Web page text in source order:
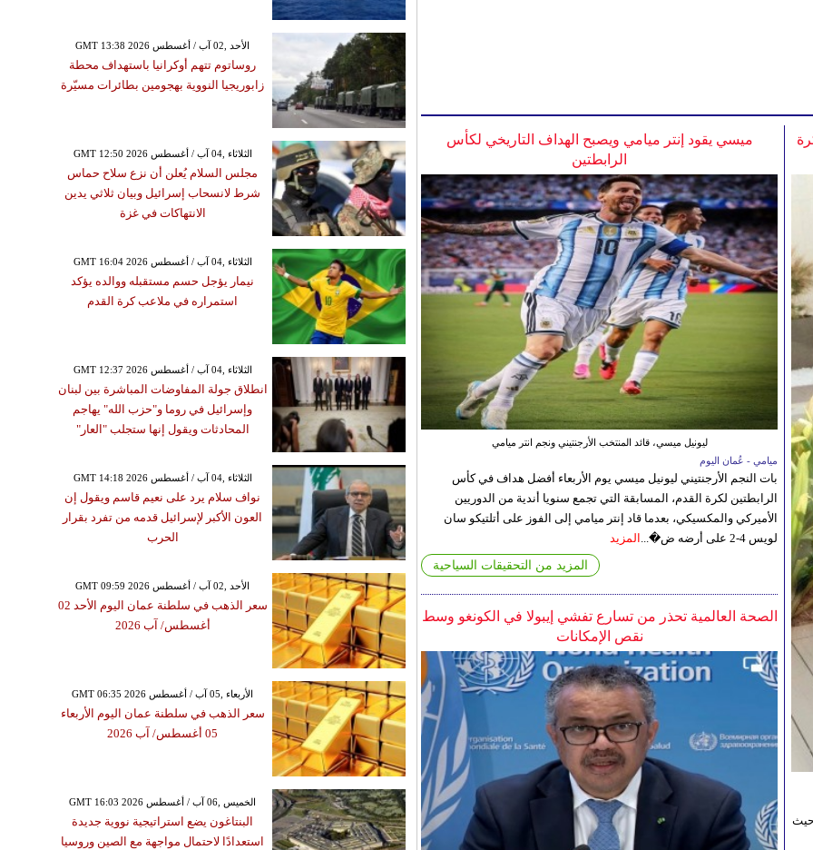
ميسي يقود إنتر ميامي ويصبح الهداف التاريخي لكأس
الرابطتين
ليونيل ميسي، قائد المنتخب الأرجنتيني ونجم انتر ميامي
ميامي - عُمان اليوم
بات النجم الأرجنتيني ليونيل ميسي يوم الأربعاء أفضل هداف في كأس
الرابطتين لكرة القدم، المسابقة التي تجمع سنويا أندية من الدوريين
الأميركي والمكسيكي، بعدما قاد إنتر ميامي إلى الفوز على أتلتيكو سان
لويس 4-2 على أرضه ض�...
المزيد
المزيد من التحقيقات السياحية
الصحة العالمية تحذر من تسارع تفشي إيبولا في الكونغو وسط
نقص الإمكانات
حيث
GMT 13:38 2026 الأحد ,02 آب / أغسطس
روساتوم تتهم أوكرانيا باستهداف محطة
زابوريجيا النووية بهجومين بطائرات مسيّرة
GMT 12:50 2026 الثلاثاء ,04 آب / أغسطس
مجلس السلام يُعلن أن نزع سلاح حماس
شرط لانسحاب إسرائيل وبيان ثلاثي يدين
الانتهاكات في غزة
GMT 16:04 2026 الثلاثاء ,04 آب / أغسطس
نيمار يؤجل حسم مستقبله ووالده يؤكد
استمراره في ملاعب كرة القدم
GMT 12:37 2026 الثلاثاء ,04 آب / أغسطس
انطلاق جولة المفاوضات المباشرة بين لبنان
وإسرائيل في روما و"حزب الله" يهاجم
المحادثات ويقول إنها ستجلب "العار"
GMT 14:18 2026 الثلاثاء ,04 آب / أغسطس
نواف سلام يرد على نعيم قاسم ويقول إن
العون الأكبر لإسرائيل قدمه من تفرد بقرار
الحرب
GMT 09:59 2026 الأحد ,02 آب / أغسطس
سعر الذهب في سلطنة عمان اليوم الأحد 02
أغسطس/ آب 2026
GMT 06:35 2026 الأربعاء ,05 آب / أغسطس
سعر الذهب في سلطنة عمان اليوم الأربعاء
05 أغسطس/ آب 2026
GMT 16:03 2026 الخميس ,06 آب / أغسطس
البنتاغون يضع استراتيجية نووية جديدة
استعدادًا لاحتمال مواجهة مع الصين وروسيا